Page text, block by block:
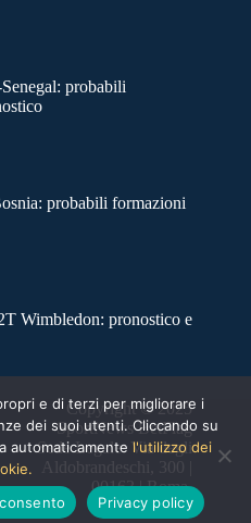
probabili
probabili formazioni
Wimbledon: pronostico e
Copyright © 2025
SportNews BetFlag
Sede Legale: Via degli
Aldobrandeschi, 300 |
00163 | Roma
e di terzi per migliorare i
dei suoi utenti. Cliccando su
automaticamente l'utilizzo dei
Privacy policy